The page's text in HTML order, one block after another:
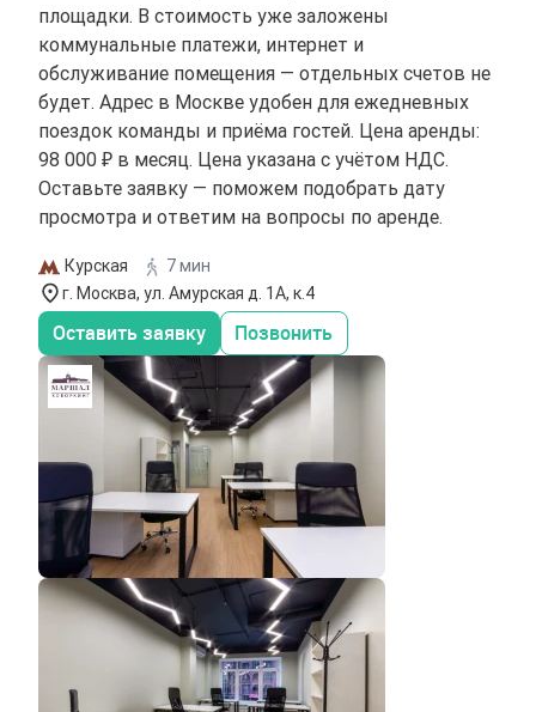
площадки. В стоимость уже заложены
коммунальные платежи, интернет и
обслуживание помещения — отдельных счетов не
будет. Адрес в Москве удобен для ежедневных
поездок команды и приёма гостей. Цена аренды:
98 000 ₽ в месяц. Цена указана с учётом НДС.
Оставьте заявку — поможем подобрать дату
просмотра и ответим на вопросы по аренде.
Курская
7 мин
г. Москва, ул. Амурская д. 1А, к.4
Оставить заявку Позвонить